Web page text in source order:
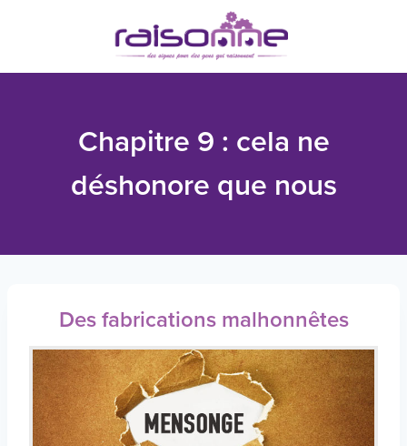
Chapitre 9 : cela ne
déshonore que nous
Des fabrications malhonnêtes